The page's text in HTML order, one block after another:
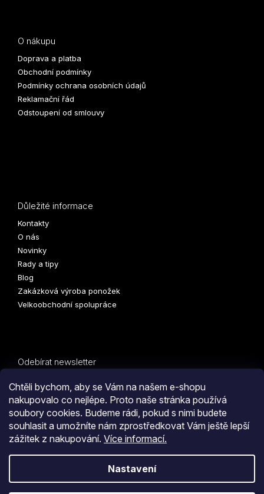
Chtěli bychom, aby se Vám na našem e-shopu
nakupovalo co nejlépe. Proto naše stránka používá
soubory cookies. Budeme rádi, pokud s nimi budete
souhlasit a umožníte nám zprostředkovat Vám ještě lepší
zážitek z nakupování. Více informací.
Nastavení
O nákupu
Doprava a platba
Obchodní podmínky
Podmínky ochrana osobních údajů
Reklamační řád
Odstoupení od smlouvy
Důležité informace
Kontakty
O nás
Novinky
Rady a tipy
Blog
Zakázková výroba ponožek
Velkoobchodní spolupráce
Odebírat newsletter
Vložte svůj e-mail a my vám budeme zasílat informace o
nových produktech na našem e-shopu.
E-mail
obchodními podmínkamii s podmínkami
osobních údajů.
PŘIHLÁSIT
Vytvořil Shoptet